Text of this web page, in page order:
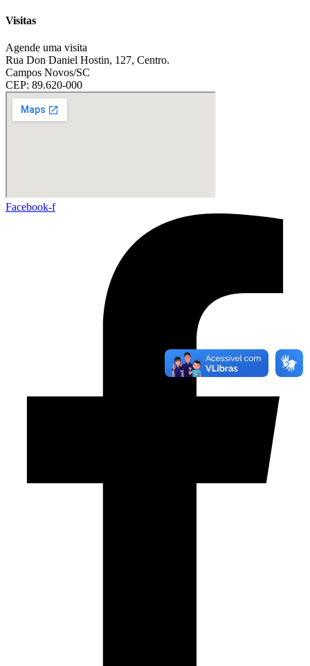
Visitas
Agende uma visita
Rua Don Daniel Hostin, 127, Centro.
Campos Novos/SC
CEP: 89.620-000
Facebook-f